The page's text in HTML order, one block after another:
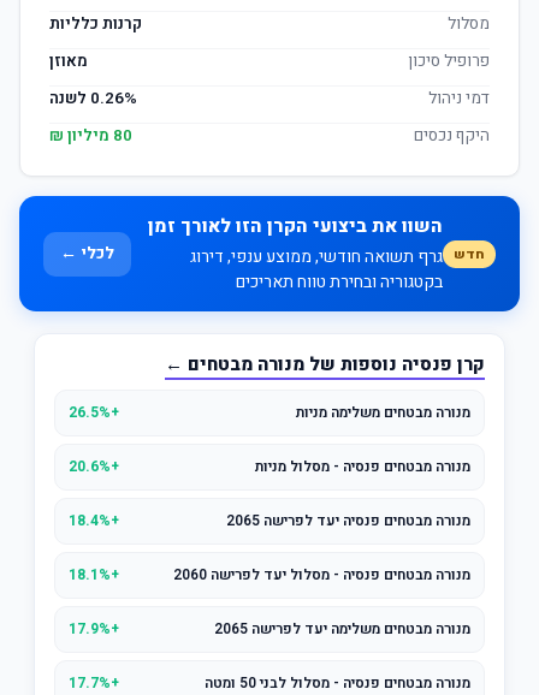
מסלול
קרנות כלליות
פרופיל סיכון
מאוזן
דמי ניהול
0.26% לשנה
היקף נכסים
80 מיליון ₪
חדש
השוו את ביצועי הקרן הזו לאורך זמן
גרף תשואה חודשי, ממוצע ענפי, דירוג
בקטגוריה ובחירת טווח תאריכים
לכלי ←
קרן פנסיה נוספות של מנורה מבטחים ←
מנורה מבטחים משלימה מניות +26.5%
מנורה מבטחים פנסיה - מסלול מניות +20.6%
מנורה מבטחים פנסיה יעד לפרישה 2065 +18.4%
מנורה מבטחים פנסיה - מסלול יעד לפרישה 2060 +18.1%
מנורה מבטחים משלימה יעד לפרישה 2065 +17.9%
מנורה מבטחים פנסיה - מסלול לבני 50 ומטה +17.7%